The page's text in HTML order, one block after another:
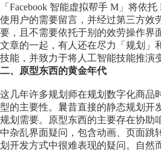
「Facebook 智能虚拟帮手 M」将依托
使用户的需要留言，并经过第三方效
要，且不需要依托于别的效劳操作界
文章的一起，有人还在尽力「规划」
技能，并致力于将人工智能技能推演
二、原型东西的黄金年代
这几年许多规划师在规划数字化商品
型的主要性。曩昔直接的静态规划开
规划需要。原型东西的主要存在协助
中杂乱界面疑问，包含动画、页面跳
划开发方式中很难表现的疑问。自然